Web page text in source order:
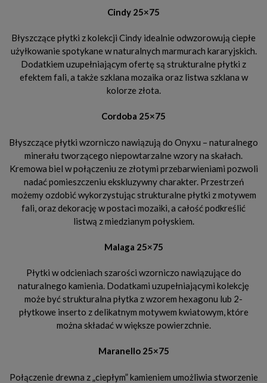
Cindy 25×75
Błyszczące płytki z kolekcji Cindy idealnie odwzorowują ciepłe
użyłkowanie spotykane w naturalnych marmurach kararyjskich.
Dodatkiem uzupełniającym ofertę są strukturalne płytki z
efektem fali, a także szklana mozaika oraz listwa szklana w
kolorze złota.
Cordoba 25×75
Błyszczące płytki wzorniczo nawiązują do Onyxu – naturalnego
minerału tworzącego niepowtarzalne wzory na skałach.
Kremowa biel w połączeniu ze złotymi przebarwieniami pozwoli
nadać pomieszczeniu ekskluzywny charakter. Przestrzeń
możemy ozdobić wykorzystując strukturalne płytki z motywem
fali, oraz dekorację w postaci mozaiki, a całość podkreślić
listwą z miedzianym połyskiem.
Malaga 25×75
Płytki w odcieniach szarości wzorniczo nawiązujące do
naturalnego kamienia. Dodatkami uzupełniającymi kolekcję
może być strukturalna płytka z wzorem hexagonu lub 2-
płytkowe inserto z delikatnym motywem kwiatowym, które
można składać w większe powierzchnie.
Maranello 25×75
Połączenie drewna z „ciepłym” kamieniem umożliwia stworzenie